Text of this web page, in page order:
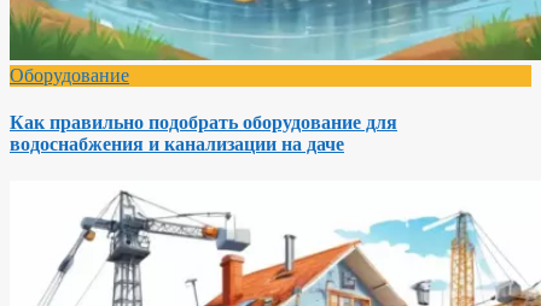
Оборудование
Как правильно подобрать оборудование для
водоснабжения и канализации на даче